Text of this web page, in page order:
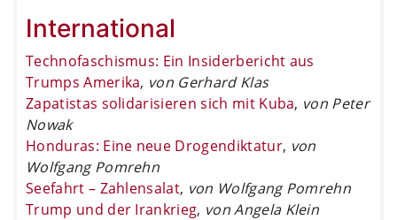
International
Technofaschismus: Ein Insiderbericht aus
Trumps Amerika, von Gerhard Klas
Zapatistas solidarisieren sich mit Kuba, von Peter
Nowak
Honduras: Eine neue Drogendiktatur, von
Wolfgang Pomrehn
Seefahrt – Zahlensalat, von Wolfgang Pomrehn
Trump und der Irankrieg, von Angela Klein